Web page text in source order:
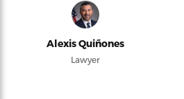
Alexis Quiñones
Lawyer